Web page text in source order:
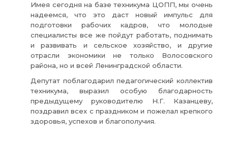
Имея сегодня на базе техникума ЦОПП, мы очень
надеемся, что это даст новый импульс для
подготовки рабочих кадров, что молодые
специалисты все же пойдут работать, поднимать
и развивать и сельское хозяйство, и другие
отрасли экономики не только Волосовского
района, но и всей Ленинградской области.
Депутат поблагодарил педагогический коллектив
техникума, выразил особую благодарность
предыдущему руководителю Н.Г. Казанцеву,
поздравил всех с праздником и пожелал крепкого
здоровья, успехов и благополучия.